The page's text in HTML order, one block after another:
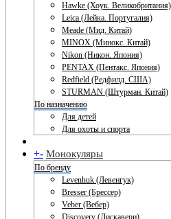
Hawke (Хоук. Великобритания)
Leica (Лейка. Португалия)
Meade (Мид. Китай)
MINOX (Минокс. Китай)
Nikon (Никон. Япония)
PENTAX (Пентакс. Япония)
Redfield (Редфилд. США)
STURMAN (Штурман. Китай)
По назначению
Для детей
Для охоты и спорта
+- Монокуляры
По бренду
Levenhuk (Левенгук)
Bresser (Брессер)
Veber (Вебер)
Discovery (Дискавери)